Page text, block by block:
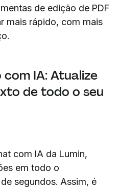
de edição de PDF
mais rápido, com mais
IA: Atualize
de todo o seu
com IA da Lumin,
em todo o
segundos. Assim, é